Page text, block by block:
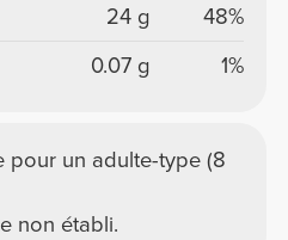
24 g
48%
0.07 g 1%
pour un adulte-type (8
non établi.